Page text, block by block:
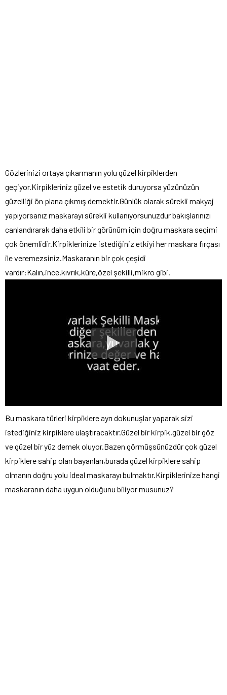
Gözlerinizi ortaya çıkarmanın yolu güzel kirpiklerden
geçiyor.Kirpikleriniz güzel ve estetik duruyorsa yüzünüzün
güzelliği ön plana çıkmış demektir.Günlük olarak sürekli makyaj
yapıyorsanız maskarayı sürekli kullanıyorsunuzdur bakışlarınızı
canlandırarak daha etkili bir görünüm için doğru maskara seçimi
çok önemlidir.Kirpiklerinize istediğiniz etkiyi her maskara fırçası
ile veremezsiniz.Maskaranın bir çok çeşidi
vardır:Kalın,ince,kıvrık,küre,özel şekilli,mikro gibi.
Bu maskara türleri kirpiklere ayrı dokunuşlar yaparak sizi
istediğiniz kirpiklere ulaştıracaktır.Güzel bir kirpik,güzel bir göz
ve güzel bir yüz demek oluyor.Bazen görmüşsünüzdür çok güzel
kirpiklere sahip olan bayanları,burada güzel kirpiklere sahip
olmanın doğru yolu ideal maskarayı bulmaktır.Kirpiklerinize hangi
maskaranın daha uygun olduğunu biliyor musunuz?